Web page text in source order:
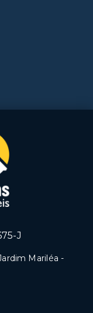
J
Mariléa -